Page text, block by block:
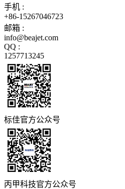
手机 :
+86-15267046723
邮箱 :
info@beajet.com
QQ :
1257713245
标佳官方公众号
丙甲科技官方公众号